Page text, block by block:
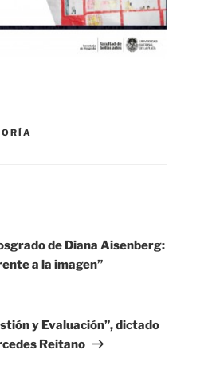
de Diana Aisenberg:
a la imagen”
y Evaluación”, dictado
Reitano